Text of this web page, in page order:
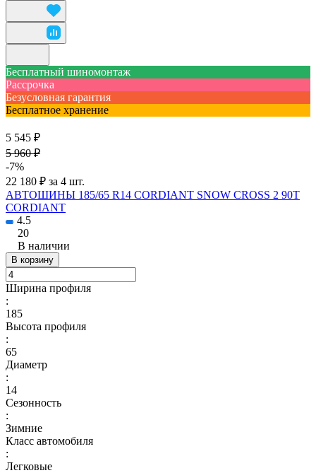
Бесплатный шиномонтаж
Рассрочка
Безусловная гарантия
Бесплатное хранение
5 545 ₽
5 960 ₽
-7%
22 180 ₽ за 4 шт.
АВТОШИНЫ 185/65 R14 CORDIANT SNOW CROSS 2 90T
CORDIANT
4.5
20
В наличии
В корзину
Ширина профиля
:
185
Высота профиля
:
65
Диаметр
:
14
Сезонность
:
Зимние
Класс автомобиля
:
Легковые